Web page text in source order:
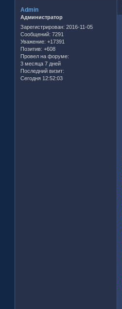
Admin
Администратор
Зарегистрирован: 2016-11-05
Сообщений: 7291
Уважение: +17391
Позитив: +608
Провел на форуме:
3 месяца 7 дней
Последний визит:
Сегодня 12:52:03